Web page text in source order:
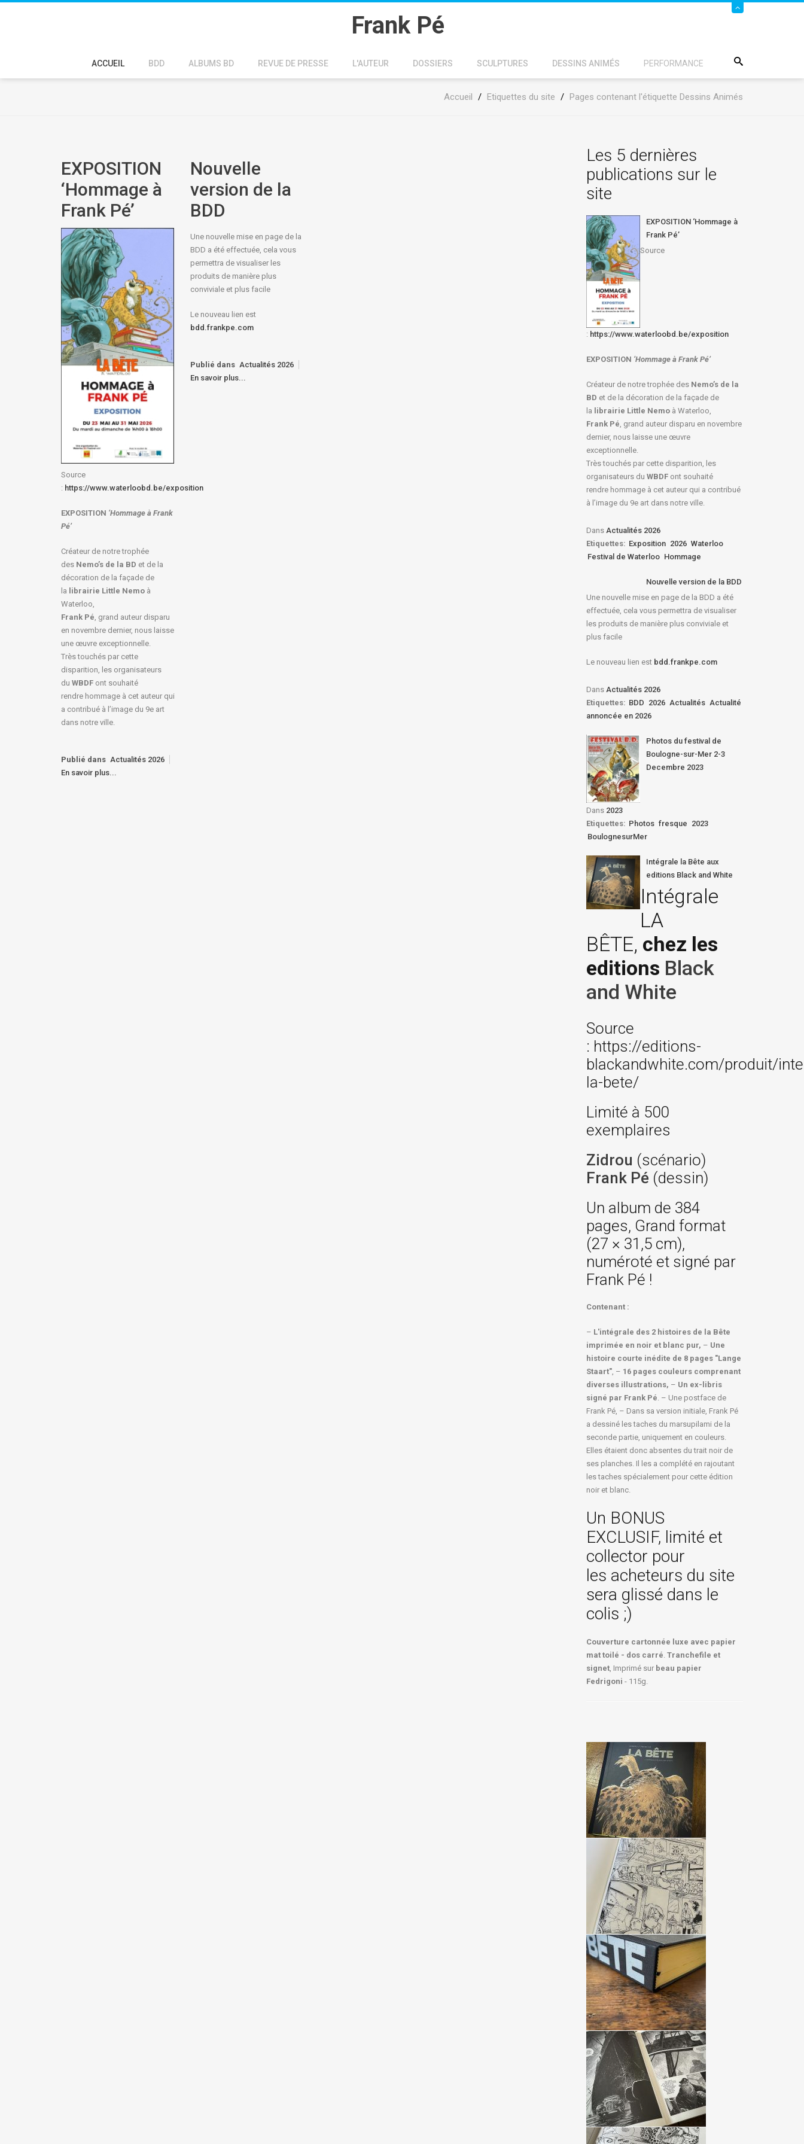
Frank Pé
ACCUEIL BDD ALBUMS BD REVUE DE PRESSE L'AUTEUR DOSSIERS SCULPTURES DESSINS ANIMÉS PERFORMANCE
Accueil / Etiquettes du site / Pages contenant l'étiquette Dessins Animés
EXPOSITION
‘Hommage à
Frank Pé’
Source
: https://www.waterloobd.be/exposition
EXPOSITION ‘Hommage à Frank
Pé’
Créateur de notre trophée
des Nemo’s de la BD et de la
décoration de la façade de
la librairie Little Nemo à
Waterloo,
Frank Pé , grand auteur disparu
en novembre dernier, nous laisse
une œuvre exceptionnelle.
Très touchés par cette
disparition, les organisateurs
du WBDF ont souhaité
rendre hommage à cet auteur qui
a contribué à l’image du 9e art
dans notre ville.
Publié dans Actualités 2026
En savoir plus...
Nouvelle
version de la
BDD
Une nouvelle mise en page de la
BDD a été effectuée, cela vous
permettra de visualiser les
produits de manière plus
conviviale et plus facile
Le nouveau lien est
bdd.frankpe.com
Publié dans Actualités 2026
En savoir plus...
Les 5 dernières
publications sur le
site
EXPOSITION ‘Hommage à
Frank Pé’
Source
: https://www.waterloobd.be/exposition
EXPOSITION ‘Hommage à Frank Pé’
Créateur de notre trophée des Nemo’s de la
BD et de la décoration de la façade de
la librairie Little Nemoà Waterloo,
Frank Pé, grand auteur disparu en novembre
dernier, nous laisse une œuvre
exceptionnelle.
Très touchés par cette disparition, les
organisateurs du WBDF ont souhaité
rendre hommage à cet auteur qui a contribué
à l’image du 9e art dans notre ville.
Dans Actualités 2026
Etiquettes: Exposition 2026 Waterloo
Festival de Waterloo Hommage
Nouvelle version de la BDD
Une nouvelle mise en page de la BDD a été
effectuée, cela vous permettra de visualiser
les produits de manière plus conviviale et
plus facile
Le nouveau lien est bdd.frankpe.com
Dans Actualités 2026
Etiquettes: BDD 2026 Actualités Actualité
annoncée en 2026
Photos du festival de
Boulogne-sur-Mer 2-3
Decembre 2023
Dans 2023
Etiquettes: Photos fresque 2023
BoulognesurMer
Intégrale la Bête aux
editions Black and White
Intégrale
LA
BÊTE, chez les
editions Black
and White
Source
: https://editions-
blackandwhite.com/produit/
la-bete/
Limité à 500
exemplaires
Zidrou (scénario)
Frank Pé (dessin)
Un album de 384
pages, Grand format
(27 × 31,5 cm),
numéroté et signé par
Frank Pé !
Contenant :
– L'intégrale des 2 histoires de la Bête
imprimée en noir et blanc pur, – Une
histoire courte inédite de 8 pages "Lange
Staart", – 16 pages couleurs comprenant
diverses illustrations, – Un ex-libris
signé par Frank Pé. – Une postface de
Frank Pé, – Dans sa version initiale, Frank Pé
a dessiné les taches du marsupilami de la
seconde partie, uniquement en couleurs.
Elles étaient donc absentes du trait noir de
ses planches. Il les a complété en rajoutant
les taches spécialement pour cette édition
noir et blanc.
Un BONUS
EXCLUSIF, limité et
collector pour
les acheteurs du site
sera glissé dans le
colis ;)
Couverture cartonnée luxe avec papier
mat toilé - dos carré. Tranchefile et
signet, Imprimé sur beau papier
Fedrigoni - 115g.